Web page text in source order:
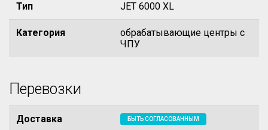
Тип JET 6000 XL
Категория
обрабатывающие центры с
ЧПУ
Перевозки
Доставка БЫТЬ СОГЛАСОВАННЫМ